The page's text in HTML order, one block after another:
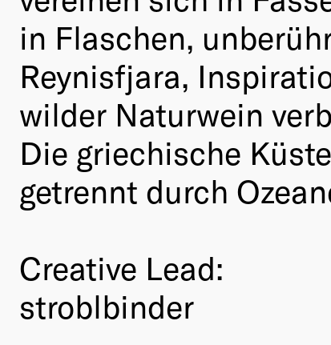
in Flaschen,
Reynisfjara,
wilder Naturwein
Die griechische
getrennt durch
Creative Lead:
stroblbinder